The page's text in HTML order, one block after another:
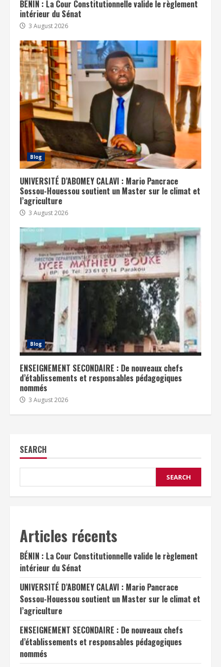
BÉNIN : La Cour Constitutionnelle valide le règlement
intérieur du Sénat
3 August 2026
Blog
UNIVERSITÉ D’ABOMEY CALAVI : Mario Pancrace
Sossou-Houessou soutient un Master sur le climat et
l’agriculture
3 August 2026
Blog
ENSEIGNEMENT SECONDAIRE : De nouveaux chefs
d’établissements et responsables pédagogiques
nommés
3 August 2026
SEARCH
SEARCH
Articles récents
BÉNIN : La Cour Constitutionnelle valide le règlement
intérieur du Sénat
UNIVERSITÉ D’ABOMEY CALAVI : Mario Pancrace
Sossou-Houessou soutient un Master sur le climat et
l’agriculture
ENSEIGNEMENT SECONDAIRE : De nouveaux chefs
d’établissements et responsables pédagogiques
nommés